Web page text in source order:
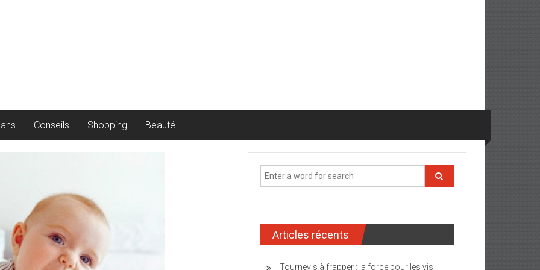
Conseils Shopping Beauté
Articles récents
Tournevis à frapper : la force pour les vis